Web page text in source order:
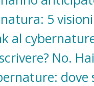
5
al
No.